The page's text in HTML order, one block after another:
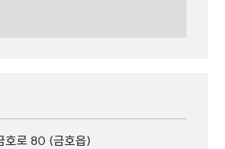
호로 80 (금호읍)